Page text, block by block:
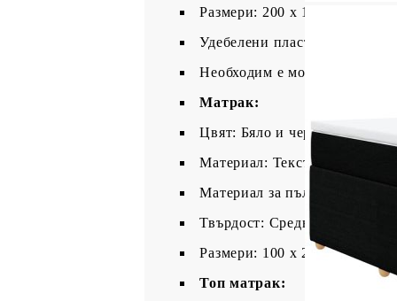
Размери: 200 x 100 x 100,5
Удебелени пластмасови
Необходим е монтаж
Матрак:
Цвят: Бяло и черно
Материал: Текстил (100%
Материал за пълнеж: Покет
Твърдост: Средна
Размери: 100 x 200 x 20 см
Топ матрак: